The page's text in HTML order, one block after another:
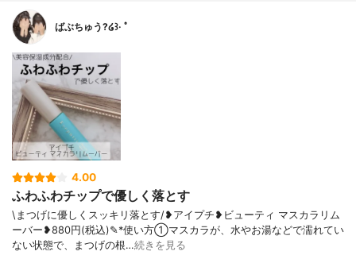
ばぶちゅう?໒꒱· ﾟ
4.00
ふわふわチップで優しく落とす
\まつげに優しくスッキリ落とす/❥アイプチ❥ビューティ マスカラリム
ーバー❥880円(税込)✎*使い方①マスカラが、水やお湯などで濡れてい
ない状態で、まつげの根…続きを見る